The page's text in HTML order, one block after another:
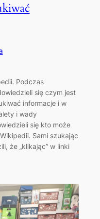
Podczas
się czym jest
informacje i w
i wady
się kto może
Sami szukając
że „klikając” w linki